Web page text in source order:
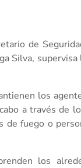
de
Silva,
los
a través de
fuego o
los